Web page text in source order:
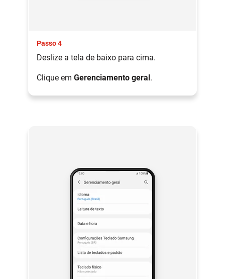
Passo 4
Deslize a tela de baixo para cima.
Clique em Gerenciamento geral.